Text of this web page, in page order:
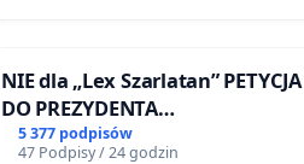
NIE dla „Lex Szarlatan” PETYCJA
DO PREZYDENTA
RZECZYPOSPOLITEJ POLSKIEJ
5 377 podpisów
47 Podpisy / 24 godzin